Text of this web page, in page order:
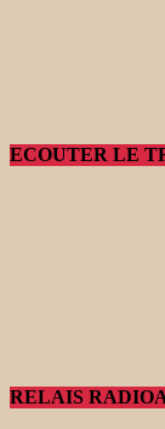
ECOUTER LE
RELAIS